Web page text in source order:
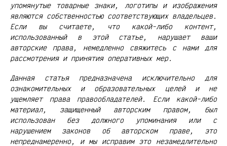
упомянутые товарные знаки, логотипы и изображения
являются собственностью соответствующих владельцев.
Если вы считаете, что какой-либо контент,
использованный в этой статье, нарушает ваши
авторские права, немедленно свяжитесь с нами для
рассмотрения и принятия оперативных мер.
Данная статья предназначена исключительно для
ознакомительных и образовательных целей и не
ущемляет права правообладателей. Если какой-либо
материал, защищенный авторским правом, был
использован без должного упоминания или с
нарушением законов об авторском праве, это
непреднамеренно, и мы исправим это незамедлительно